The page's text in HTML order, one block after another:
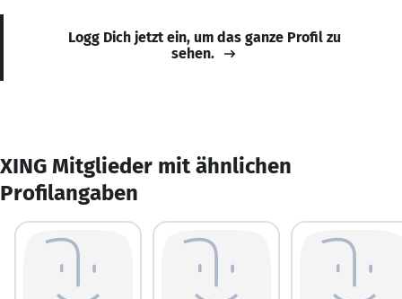
Logg Dich jetzt ein, um das ganze Profil zu
sehen.
XING Mitglieder mit ähnlichen
Profilangaben